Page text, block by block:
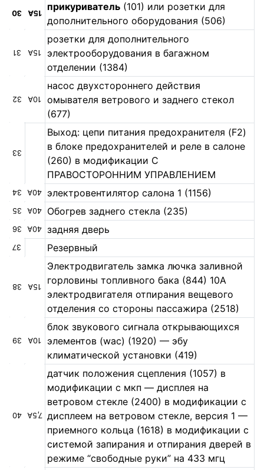
30 15А
прикуриватель (101) или розетки для
дополнительного оборудования (506)
31 15А
розетки для дополнительного
электрооборудования в багажном
отделении (1384)
32 10А
насос двухстороннего действия
омывателя ветрового и заднего стекол
(677)
33
Выход: цепи питания предохранителя (F2)
в блоке предохранителей и реле в салоне
(260) в модификации С
ПРАВОСТОРОННИМ УПРАВЛЕНИЕМ
34 40А электровентилятор салона 1 (1156)
35 40А Обогрев заднего стекла (235)
36 40А задняя дверь
37 Резервный
38 15А
Электродвигатель замка лючка заливной
горловины топливного бака (844) 10А
электродвигателя отпирания вещевого
отделения со стороны пассажира (2518)
39 10А
блок звукового сигнала открывающихся
элементов (wac) (1920) — эбу
климатической установки (419)
40 7,5А
датчик положения сцепления (1057) в
модификации с мкп — дисплея на
ветровом стекле (2400) в модификации с
дисплеем на ветровом стекле, версия 1 —
приемного кольца (1618) в модификации с
системой запирания и отпирания дверей в
режиме “свободные руки” на 433 мгц